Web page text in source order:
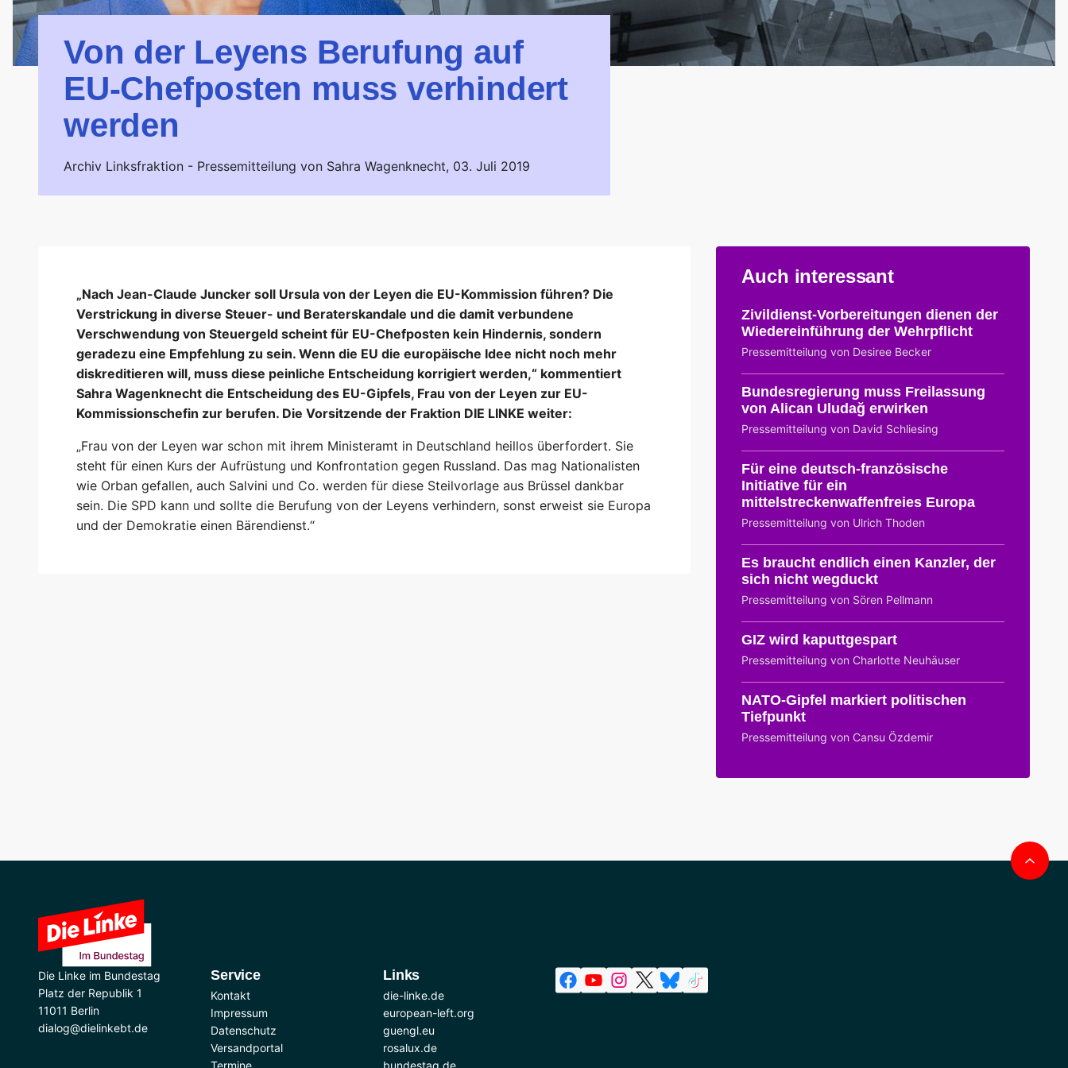
Von der Leyens Berufung auf
EU-Chefposten muss verhindert
werden
Archiv Linksfraktion - Pressemitteilung von Sahra Wagenknecht, 03. Juli 2019
„Nach Jean-Claude Juncker soll Ursula von der Leyen die EU-Kommission führen? Die
Verstrickung in diverse Steuer- und Beraterskandale und die damit verbundene
Verschwendung von Steuergeld scheint für EU-Chefposten kein Hindernis, sondern
geradezu eine Empfehlung zu sein. Wenn die EU die europäische Idee nicht noch mehr
diskreditieren will, muss diese peinliche Entscheidung korrigiert werden,“ kommentiert
Sahra Wagenknecht die Entscheidung des EU-Gipfels, Frau von der Leyen zur EU-
Kommissionschefin zur berufen. Die Vorsitzende der Fraktion DIE LINKE weiter:
„Frau von der Leyen war schon mit ihrem Ministeramt in Deutschland heillos überfordert. Sie
steht für einen Kurs der Aufrüstung und Konfrontation gegen Russland. Das mag Nationalisten
wie Orban gefallen, auch Salvini und Co. werden für diese Steilvorlage aus Brüssel dankbar
sein. Die SPD kann und sollte die Berufung von der Leyens verhindern, sonst erweist sie Europa
und der Demokratie einen Bärendienst.“
Auch interessant
Zivildienst-Vorbereitungen dienen der
Wiedereinführung der Wehrpflicht
Pressemitteilung von Desiree Becker
Bundesregierung muss Freilassung
von Alican Uludağ erwirken
Pressemitteilung von David Schliesing
Für eine deutsch-französische
Initiative für ein
mittelstreckenwaffenfreies Europa
Pressemitteilung von Ulrich Thoden
Es braucht endlich einen Kanzler, der
sich nicht wegduckt
Pressemitteilung von Sören Pellmann
GIZ wird kaputtgespart
Pressemitteilung von Charlotte Neuhäuser
NATO-Gipfel markiert politischen
Tiefpunkt
Pressemitteilung von Cansu Özdemir
Die Linke im Bundestag
Platz der Republik 1
11011 Berlin
dialog@dielinkebt.de
Service
Kontakt
Impressum
Datenschutz
Versandportal
Termine
Links
die-linke.de
european-left.org
guengl.eu
rosalux.de
bundestag.de